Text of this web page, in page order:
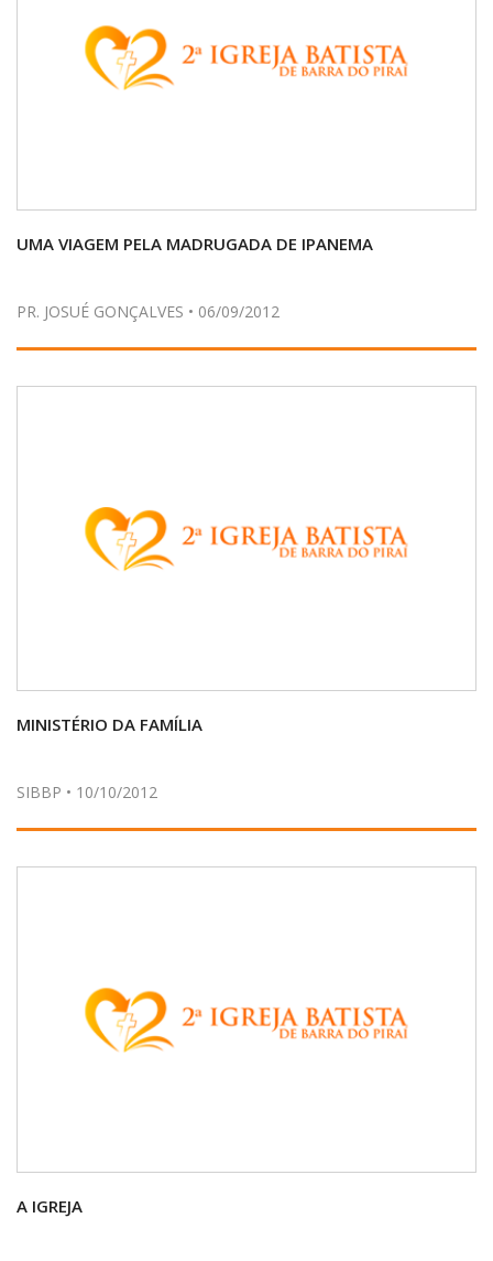
UMA VIAGEM PELA MADRUGADA DE IPANEMA
PR. JOSUÉ GONÇALVES • 06/09/2012
MINISTÉRIO DA FAMÍLIA
SIBBP • 10/10/2012
A IGREJA